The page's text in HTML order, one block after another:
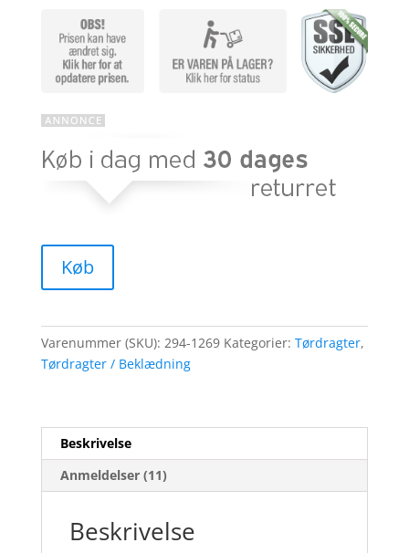
Køb
Varenummer (SKU): 294-1269 Kategorier: Tørdragter,
Tørdragter / Beklædning
Beskrivelse
Anmeldelser (11)
Beskrivelse